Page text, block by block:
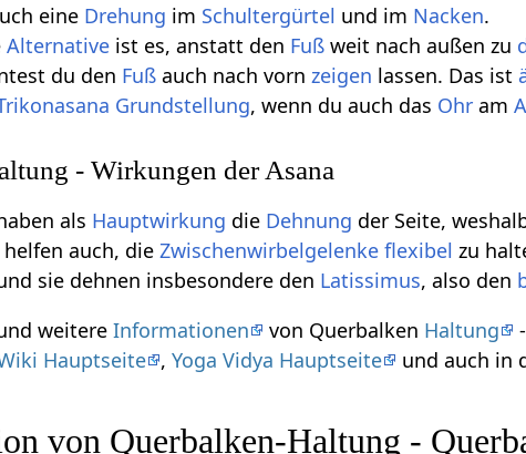
eine Drehung im Schultergürtel und im Nacken.
Alternative ist es, anstatt den Fuß weit nach außen zu
du den Fuß auch nach vorn zeigen lassen. Das ist
Grundstellung, wenn du auch das Ohr am
- Wirkungen der Asana
als Hauptwirkung die Dehnung der Seite,
helfen auch, dieZwischenwirbelgelenke flexibel zu
sie dehnen insbesondere den Latissimus, also den
weitereInformationen von Querbalken Haltung
Hauptseite ,Yoga Vidya Hauptseite und auch in
von Querbalken-Haltung -